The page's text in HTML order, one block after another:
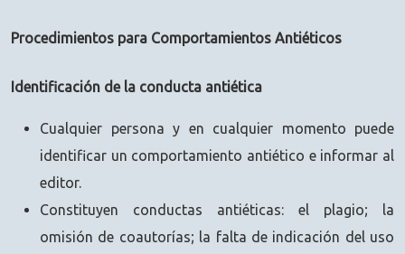
Procedimientos para Comportamientos Antiéticos
Identificación de la conducta antiética
Cualquier persona y en cualquier momento puede
identificar un comportamiento antiético e informar al
editor.
Constituyen conductas antiéticas: el plagio; la
omisión de coautorías; la falta de indicación del uso